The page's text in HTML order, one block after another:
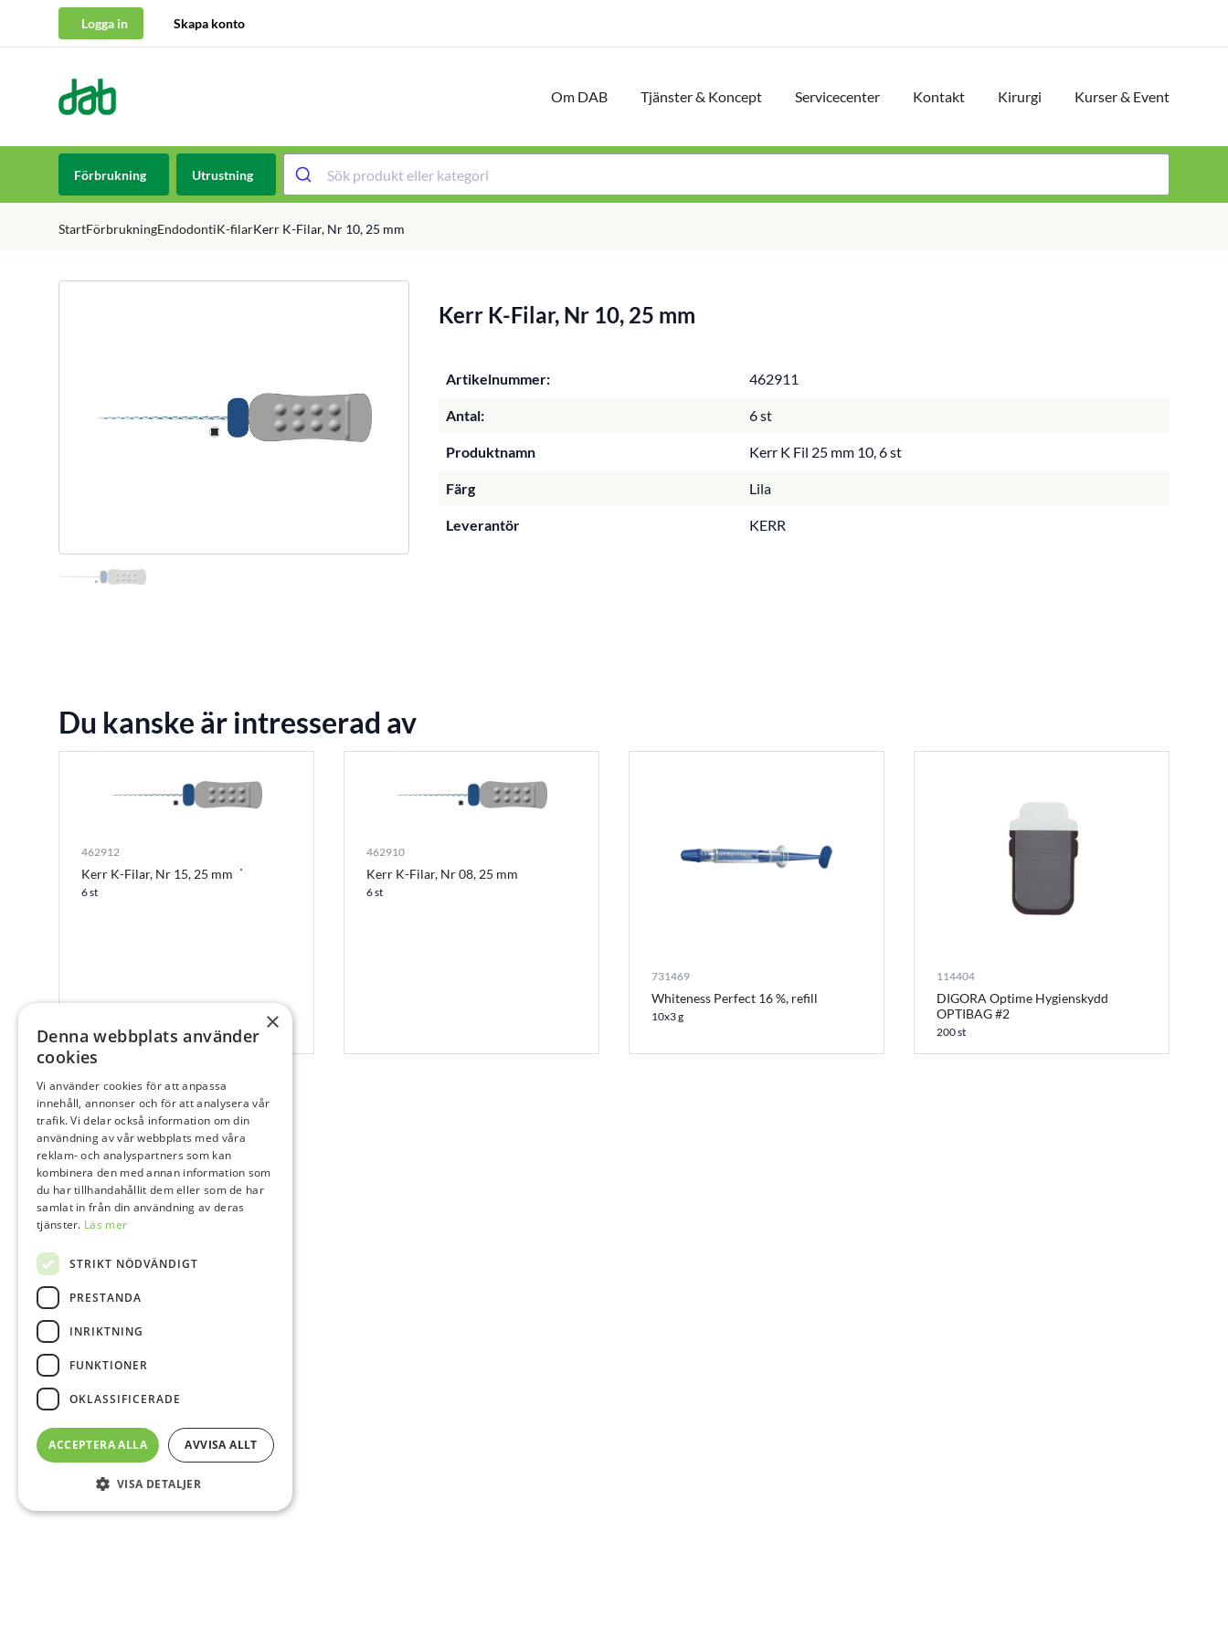
Logga in Skapa konto
DAB Dental Om DAB Tjänster & Koncept Servicecenter Kontakt Kirurgi Kurser & Event
Förbrukning Utrustning
StartFörbrukningEndodontiK-filarKerr K-Filar, Nr 10, 25 mm
Kerr K-Filar, Nr 10, 25 mm
Artikelnummer: 462911
Antal: 6 st
Produktnamn Kerr K Fil 25 mm 10, 6 st
Färg Lila
Leverantör KERR
Du kanske är intresserad av
462912
Kerr K-Filar, Nr 15, 25 mm
6 st
462910
Kerr K-Filar, Nr 08, 25 mm
6 st
731469
Whiteness Perfect 16 %, refill
10x3 g
114404
DIGORA Optime Hygienskydd
OPTIBAG #2
200 st
×
Denna webbplats använder
cookies
Vi använder cookies för att anpassa
innehåll, annonser och för att analysera vår
trafik. Vi delar också information om din
användning av vår webbplats med våra
reklam- och analyspartners som kan
kombinera den med annan information som
du har tillhandahållit dem eller som de har
samlat in från din användning av deras
tjänster. Läs mer
STRIKT NÖDVÄNDIGT
PRESTANDA
INRIKTNING
FUNKTIONER
OKLASSIFICERADE
ACCEPTERA ALLA AVVISA ALLT
VISA DETALJER